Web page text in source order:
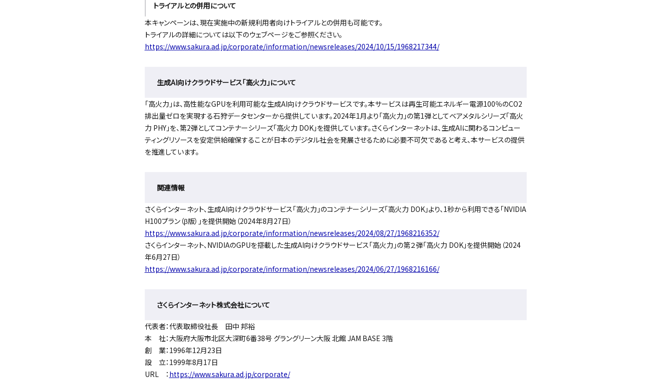
トライアルとの併用について
本キャンペーンは、現在実施中の新規利用者向けトライアルとの併用も可能です。
トライアルの詳細については以下のウェブページをご参照ください。
https://www.sakura.ad.jp/corporate/information/newsreleases/2024/10/15/1968217344/
生成AI向けクラウドサービス「高火力」について
「高火力」は、高性能なGPUを利用可能な生成AI向けクラウドサービスです。本サービスは再生可能エネルギー電源100％のCO2
排出量ゼロを実現する石狩データセンターから提供しています。2024年1月より「高火力」の第1弾としてベアメタルシリーズ「高火
力 PHY」を、第2弾としてコンテナーシリーズ「高火力 DOK」を提供しています。さくらインターネットは、生成AIに関わるコンピュー
ティングリソースを安定供給確保することが日本のデジタル社会を発展させるために必要不可欠であると考え、本サービスの提供
を推進しています。
関連情報
さくらインターネット、生成AI向けクラウドサービス「高火力」のコンテナーシリーズ「高火力 DOK」より、1秒から利用できる「NVIDIA
H100プラン（β版）」を提供開始（2024年8月27日）
https://www.sakura.ad.jp/corporate/information/newsreleases/2024/08/27/1968216352/
さくらインターネット、NVIDIAのGPUを搭載した生成AI向けクラウドサービス「高火力」の第２弾「高火力 DOK」を提供開始（2024
年6月27日）
https://www.sakura.ad.jp/corporate/information/newsreleases/2024/06/27/1968216166/
さくらインターネット株式会社について
代表者：代表取締役社長 田中 邦裕
本 社：大阪府⼤阪市北区⼤深町6番38号 グラングリーン⼤阪 北館 JAM BASE 3階
創 業：1996年12月23日
設 立：1999年8月17日
URL ： https://www.sakura.ad.jp/corporate/